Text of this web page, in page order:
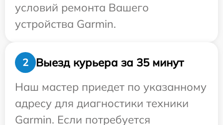
условий ремонта Вашего
устройства Garmin.
2
Выезд курьера за 35 минут
Наш мастер приедет по указанному
адресу для диагностики техники
Garmin. Если потребуется